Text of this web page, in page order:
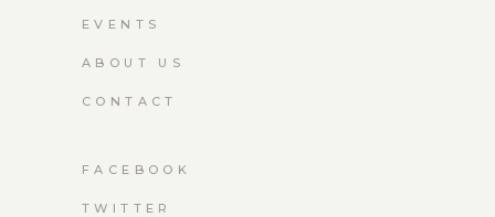
EVENTS
ABOUT US
CONTACT
FACEBOOK
TWITTER